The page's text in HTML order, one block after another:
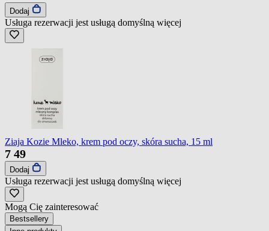
Dodaj
Usługa rezerwacji jest usługą domyślną więcej
Ziaja Kozie Mleko, krem pod oczy, skóra sucha, 15 ml
7 49
Dodaj
Usługa rezerwacji jest usługą domyślną więcej
Mogą Cię zainteresować
Bestsellery